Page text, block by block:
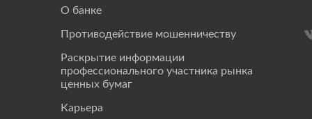
О банке
Противодействие мошенничеству
Раскрытие информации
профессионального участника рынка
ценных бумаг
Карьера